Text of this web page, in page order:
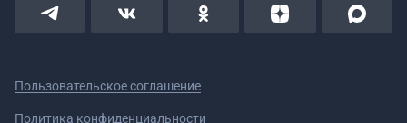
Пользовательское соглашение
Политика конфиденциальности